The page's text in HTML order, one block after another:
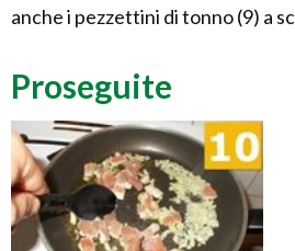
anche i pezzettini di tonno (9) a
Proseguite